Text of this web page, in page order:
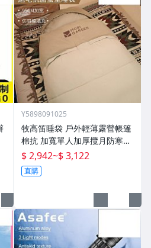
Y5898091025
牧高笛睡袋 戶外輕薄露營帳篷
棉抗 加寬單人加厚攬月防寒被
子
$ 2,942~$ 3,122
直購